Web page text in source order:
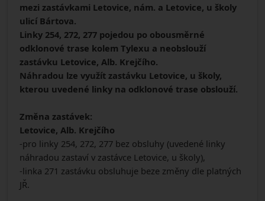
mezi zastávkami Letovice, nám. a Letovice, u školy
ulicí Bártova.
Linky 254, 272, 277 pojedou po obousměrné
odklonové trase kolem Tylexu a neobslouží
zastávku Letovice, Alb. Krejčího.
Náhradou lze využít zastávku Letovice, u školy,
kterou uvedené linky na odklonové trase obslouží.
Změna zastávek:
Letovice, Alb. Krejčího
-pro linky 254, 272, 277 bez obsluhy (uvedené linky
náhradou zastaví v zastávce Letovice, u školy),
-linka 271 zastávku obsluhuje beze změny dle platných
JŘ.